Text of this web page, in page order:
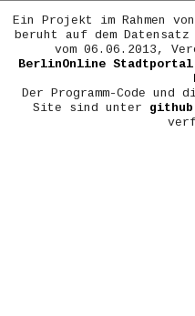
Ein Projekt im Rahmen
beruht auf dem Datensatz
vom 06.06.2013,
BerlinOnline Stadtportal
Der Programm-Code und
Site sind unter